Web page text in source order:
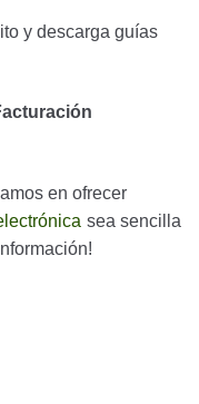
y descarga guías
en ofrecer
sea sencilla